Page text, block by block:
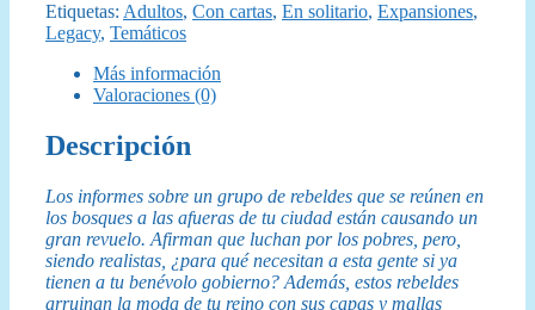
cantidad
Etiquetas: Adultos, Con cartas, En solitario, Expansiones,
Legacy, Temáticos
Más información
Valoraciones (0)
Descripción
Los informes sobre un grupo de rebeldes que se reúnen en
los bosques a las afueras de tu ciudad están causando un
gran revuelo. Afirman que luchan por los pobres, pero,
siendo realistas, ¿para qué necesitan a esta gente si ya
tienen a tu benévolo gobierno? Además, estos rebeldes
arruinan la moda de tu reino con sus capas y mallas